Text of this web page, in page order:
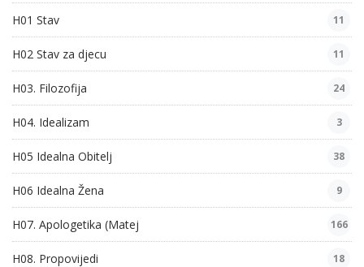
H01 Stav 11
H02 Stav za djecu 11
H03. Filozofija 24
H04. Idealizam 3
H05 Idealna Obitelj 38
H06 Idealna Žena 9
H07. Apologetika (Matej 166
H08. Propovijedi 18